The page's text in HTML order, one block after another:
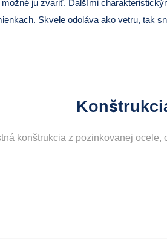
možné ju zvariť. Ďalšími
Skvele odoláva ako vetru, tak
konštrukcia z pozinkovanej ocele,